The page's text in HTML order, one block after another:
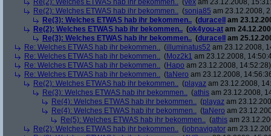
Re(2): Welches ETWAS hab ihr bekommen.. (vex am 23.12.2008,
Re(2): Welches ETWAS hab ihr bekommen.. (sonja85 am 23.12.2008,
Re(3): Welches ETWAS hab ihr bekommen.. (duracell
am
Re(2): Welches ETWAS hab ihr bekommen.. (ok4you-at am
Re(3): Welches ETWAS hab ihr bekommen.. (duracell
am
Re: Welches ETWAS hab ihr bekommen.. (illuminatus52 am 23.12.2008,
Re: Welches ETWAS hab ihr bekommen.. (Moz2k1 am 23.12.2008,
Re: Welches ETWAS hab ihr bekommen.. (Hapo am 23.12.2008, 14:52:28)
Re: Welches ETWAS hab ihr bekommen.. (taNero am 23.12.2008,
Re(2): Welches ETWAS hab ihr bekommen.. (playaz am 23.12.2008,
Re(3): Welches ETWAS hab ihr bekommen.. (athis am 23.12.2008,
Re(4): Welches ETWAS hab ihr bekommen.. (playaz am
Re(4): Welches ETWAS hab ihr bekommen.. (taNero am
Re(5): Welches ETWAS hab ihr bekommen.. (athis am
Re(2): Welches ETWAS hab ihr bekommen.. (jobnavigator am